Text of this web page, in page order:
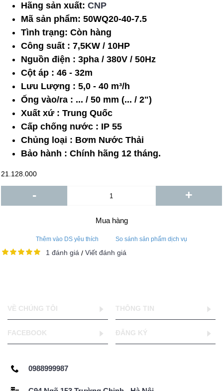
Hãng sản xuất: CNP
Mã sản phẩm: 50WQ20-40-7.5
Tình trạng: Còn hàng
Công suất : 7,5KW / 10HP
Nguồn điện : 3pha / 380V / 50Hz
Cột áp : 46 - 32m
Lưu Lượng : 5,0 - 40 m³/h
Ống vào/ra : ... / 50 mm (... / 2")
Xuất xứ : Trung Quốc
Cấp chống nước : IP 55
Chủng loại : Bơm Nước Thải
Bảo hành : Chính hãng 12 tháng.
21.128.000
- +
Mua hàng
Thêm vào DS yêu thích So sánh sản phẩm dịch vụ
1 đánh giá / Viết đánh giá
VỀ CHÚNG TÔI THÔNG TIN
FACEBOOK ĐĂNG KÝ
0988999987